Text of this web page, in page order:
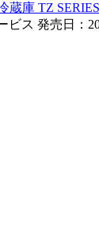
蔵庫 TZ
ビス 発売日：